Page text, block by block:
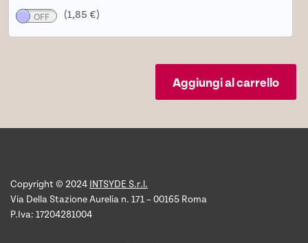
(1,85 €)
Aggiungi al carrello
Copyright © 2024 INTSYDE S.r.l.
Via Della Stazione Aurelia n. 171 – 00165 Roma
P.Iva: 17204281004